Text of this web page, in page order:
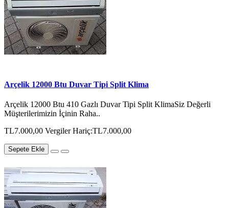
Arçelik 12000 Btu Duvar Tipi Split Klima
Arçelik 12000 Btu 410 Gazlı Duvar Tipi Split KlimaSiz Değerli
Müşterilerimizin İçinin Raha..
TL7.000,00 Vergiler Hariç:TL7.000,00
Sepete Ekle